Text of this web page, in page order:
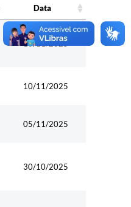
Data
Data
10/11/2025
10/11/2025
05/11/2025
30/10/2025